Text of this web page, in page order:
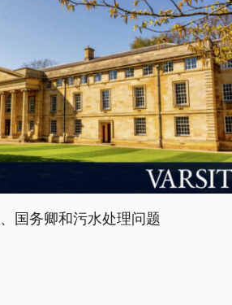
国务卿和污水处理问题